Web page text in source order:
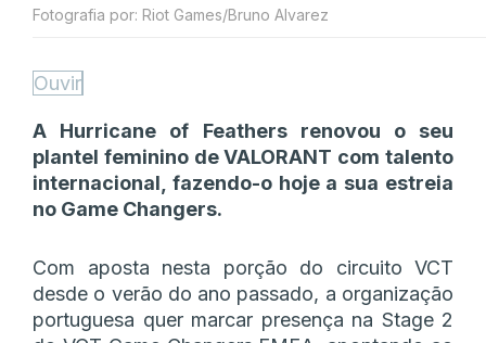
Fotografia por: Riot Games/Bruno Alvarez
Ouvir
A Hurricane of Feathers renovou o seu
plantel feminino de VALORANT com talento
internacional, fazendo-o hoje a sua estreia
no Game Changers.
Com aposta nesta porção do circuito VCT
desde o verão do ano passado, a organização
portuguesa quer marcar presença na Stage 2